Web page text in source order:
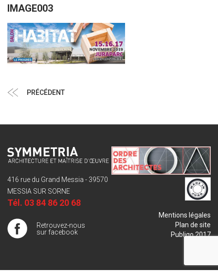
IMAGE003
de
Article
PRÉCÉDENT
416 rue du Grand Messia - 39570
MESSIA SUR SORNE
Tél. 03 84 86 20 68
Retrouvez-nous
sur facebook
Mentions légales
Plan de site
Publigo 2017